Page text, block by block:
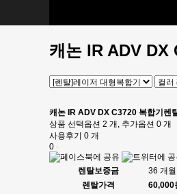
캐논 IR ADV DX
캐논 IR ADV DX C3720 복합기렌
상품 선택옵션 2 개, 추가옵션 0 개
사용후기 0 개
0
렌탈보증금
36 개월
렌탈가격
60,000